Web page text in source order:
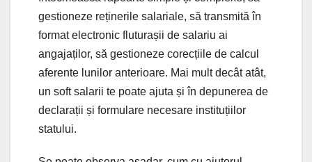
gestioneze reținerile salariale, să transmită în
format electronic fluturașii de salariu ai
angajaților, să gestioneze corecțiile de calcul
aferente lunilor anterioare. Mai mult decât atât,
un soft salarii te poate ajuta și în depunerea de
declarații și formulare necesare instituțiilor
statului.